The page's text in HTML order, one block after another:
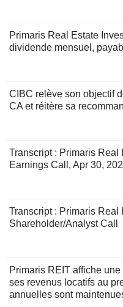
Primaris Real Estate
dividende mensuel,
CIBC relève son objectif
CA et réitère sa
Transcript : Primaris Real
Earnings Call, Apr 30,
Transcript : Primaris Real
Shareholder/Analyst Call
Primaris REIT affiche
ses revenus locatifs au
annuelles sont